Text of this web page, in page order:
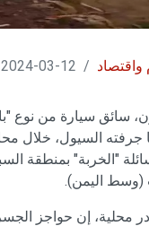
/
12-03-2024
سائق سيارة من
جرفته السيول، خلال
"الخربة" بمنطقة
اليمن).
محلية، إن حواجز